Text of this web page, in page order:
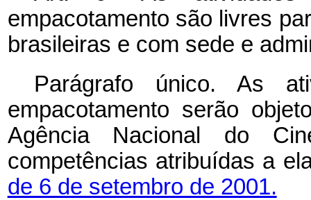
empacotamento são livres
brasileiras e com sede e
Parágrafo único. As
empacotamento serão
Agência Nacional do
competências atribuídas a
de 6 de setembro de 2001.